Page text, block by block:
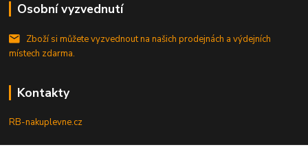
Osobní vyzvednutí
Zboží si můžete vyzvednout na našich prodejnách a výdejních
místech zdarma.
Kontakty
RB-nakuplevne.cz